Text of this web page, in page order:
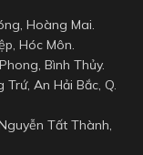
Hoàng Mai.
Hóc Môn.
Bình Thủy.
Trứ, An Hải Bắc, Q.
Tất Thành,